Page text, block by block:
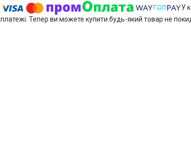
У
платежі. Тепер ви можете купити будь-який товар не